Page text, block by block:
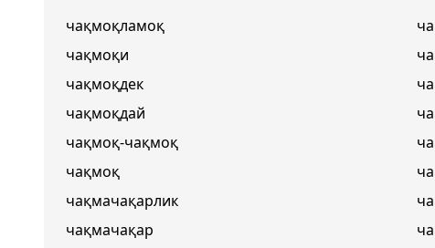
чақмоқламоқ
чақмоқи
чақмоқдек
чақмоқдай
чақмоқ-чақмоқ
чақмоқ
чақмачақарлик
чақмачақар